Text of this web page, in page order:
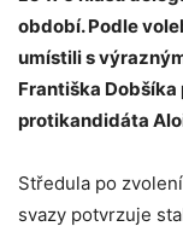
období. Podle
umístili s
Františka
protikandidáta
Středula po
svazy potvrzuje